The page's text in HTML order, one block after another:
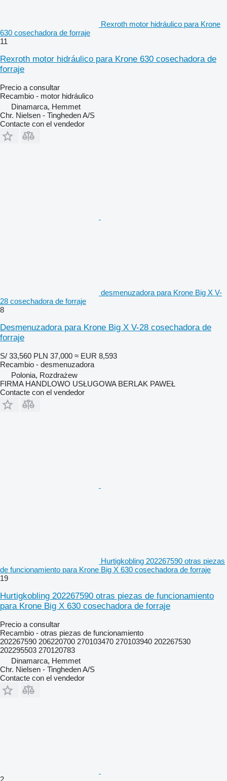
Rexroth motor hidráulico para Krone
630 cosechadora de forraje
11
Rexroth motor hidráulico para Krone 630 cosechadora de
forraje
Precio a consultar
Recambio - motor hidráulico
Dinamarca, Hemmet
Chr. Nielsen - Tingheden A/S
Contacte con el vendedor
desmenuzadora para Krone Big X V-
28 cosechadora de forraje
8
Desmenuzadora para Krone Big X V-28 cosechadora de
forraje
S/ 33,560 PLN 37,000 ≈ EUR 8,593
Recambio - desmenuzadora
Polonia, Rozdrażew
FIRMA HANDLOWO USŁUGOWA BERLAK PAWEŁ
Contacte con el vendedor
Hurtigkobling 202267590 otras piezas
de funcionamiento para Krone Big X 630 cosechadora de forraje
19
Hurtigkobling 202267590 otras piezas de funcionamiento
para Krone Big X 630 cosechadora de forraje
Precio a consultar
Recambio - otras piezas de funcionamiento
202267590 206220700 270103470 270103940 202267530
202295503 270120783
Dinamarca, Hemmet
Chr. Nielsen - Tingheden A/S
Contacte con el vendedor
2